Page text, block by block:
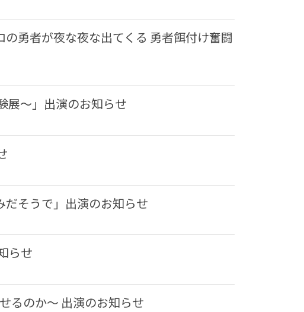
勇者が夜な夜な出てくる 勇者餌付け奮闘
展〜」出演のお知らせ
だそうで」出演のお知らせ
らせ
るのか〜 出演のお知らせ